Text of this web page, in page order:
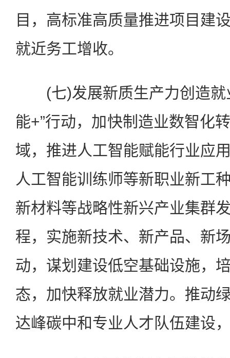
目，高标准高质量推进项目建
就近务工增收。
(七)发展新质生产力创造就
能+”行动，加快制造业数智化
域，推进人工智能赋能行业应
人工智能训练师等新职业新工
新材料等战略性新兴产业集群
程，实施新技术、新产品、新
动，谋划建设低空基础设施，
态，加快释放就业潜力。推动
达峰碳中和专业人才队伍建设